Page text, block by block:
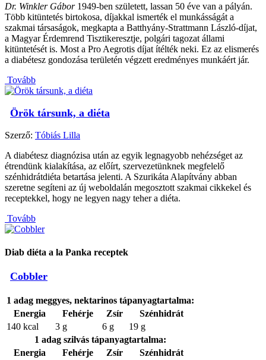
Dr. Winkler Gábor1949-ben született, lassan 50 éve van a pályán.
Több kitüntetés birtokosa, díjakkal ismerték el munkásságát a
szakmai társaságok, megkapta a Batthyány-Strattmann László-díjat,
a Magyar Érdemrend Tisztikeresztje, polgári tagozat állami
kitüntetését is. Most a Pro Aegrotis díjat ítélték neki. Ez az elismerés
a diabétesz gondozása területén végzett eredményes munkáért jár.
Tovább
Örök társunk, a diéta
Szerző: Tóbiás Lilla
A diabétesz diagnózisa után az egyik legnagyobb nehézséget az
étrendünk kialakítása, az előírt, szervezetünknek megfelelő
szénhidrátdiéta betartása jelenti. A Szurikáta Alapítvány abban
szeretne segíteni az új weboldalán megosztott szakmai cikkekel és
receptekkel, hogy ne legyen nagy teher a diéta.
Tovább
Diab diéta a la Panka receptek
Cobbler
1 adag meggyes, nektarinos tápanyagtartalma:
Energia
Fehérje Zsír
Szénhidrát
140 kcal
3 g 6 g
19 g
1 adag szilvás tápanyagtartalma:
Energia
Fehérje Zsír
Szénhidrát